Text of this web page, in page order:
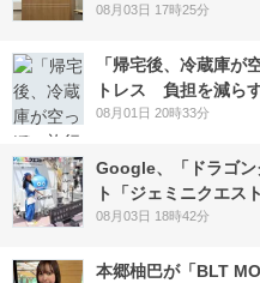
08月03日 17時25分
「帰宅後、冷蔵庫が
トレス 負担を減ら
08月01日 20時33分
Google、「ドラゴ
ト「ジェミニクエス
08月03日 18時42分
本郷柚巴が「BLT